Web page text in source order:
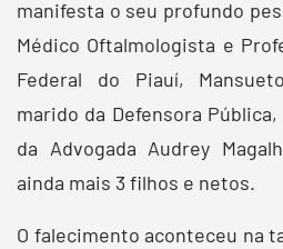
manifesta o seu profundo
Médico Oftalmologista e
Federal do Piauí,
marido da Defensora
da Advogada Audrey
ainda mais 3 filhos e netos.
O falecimento aconteceu na